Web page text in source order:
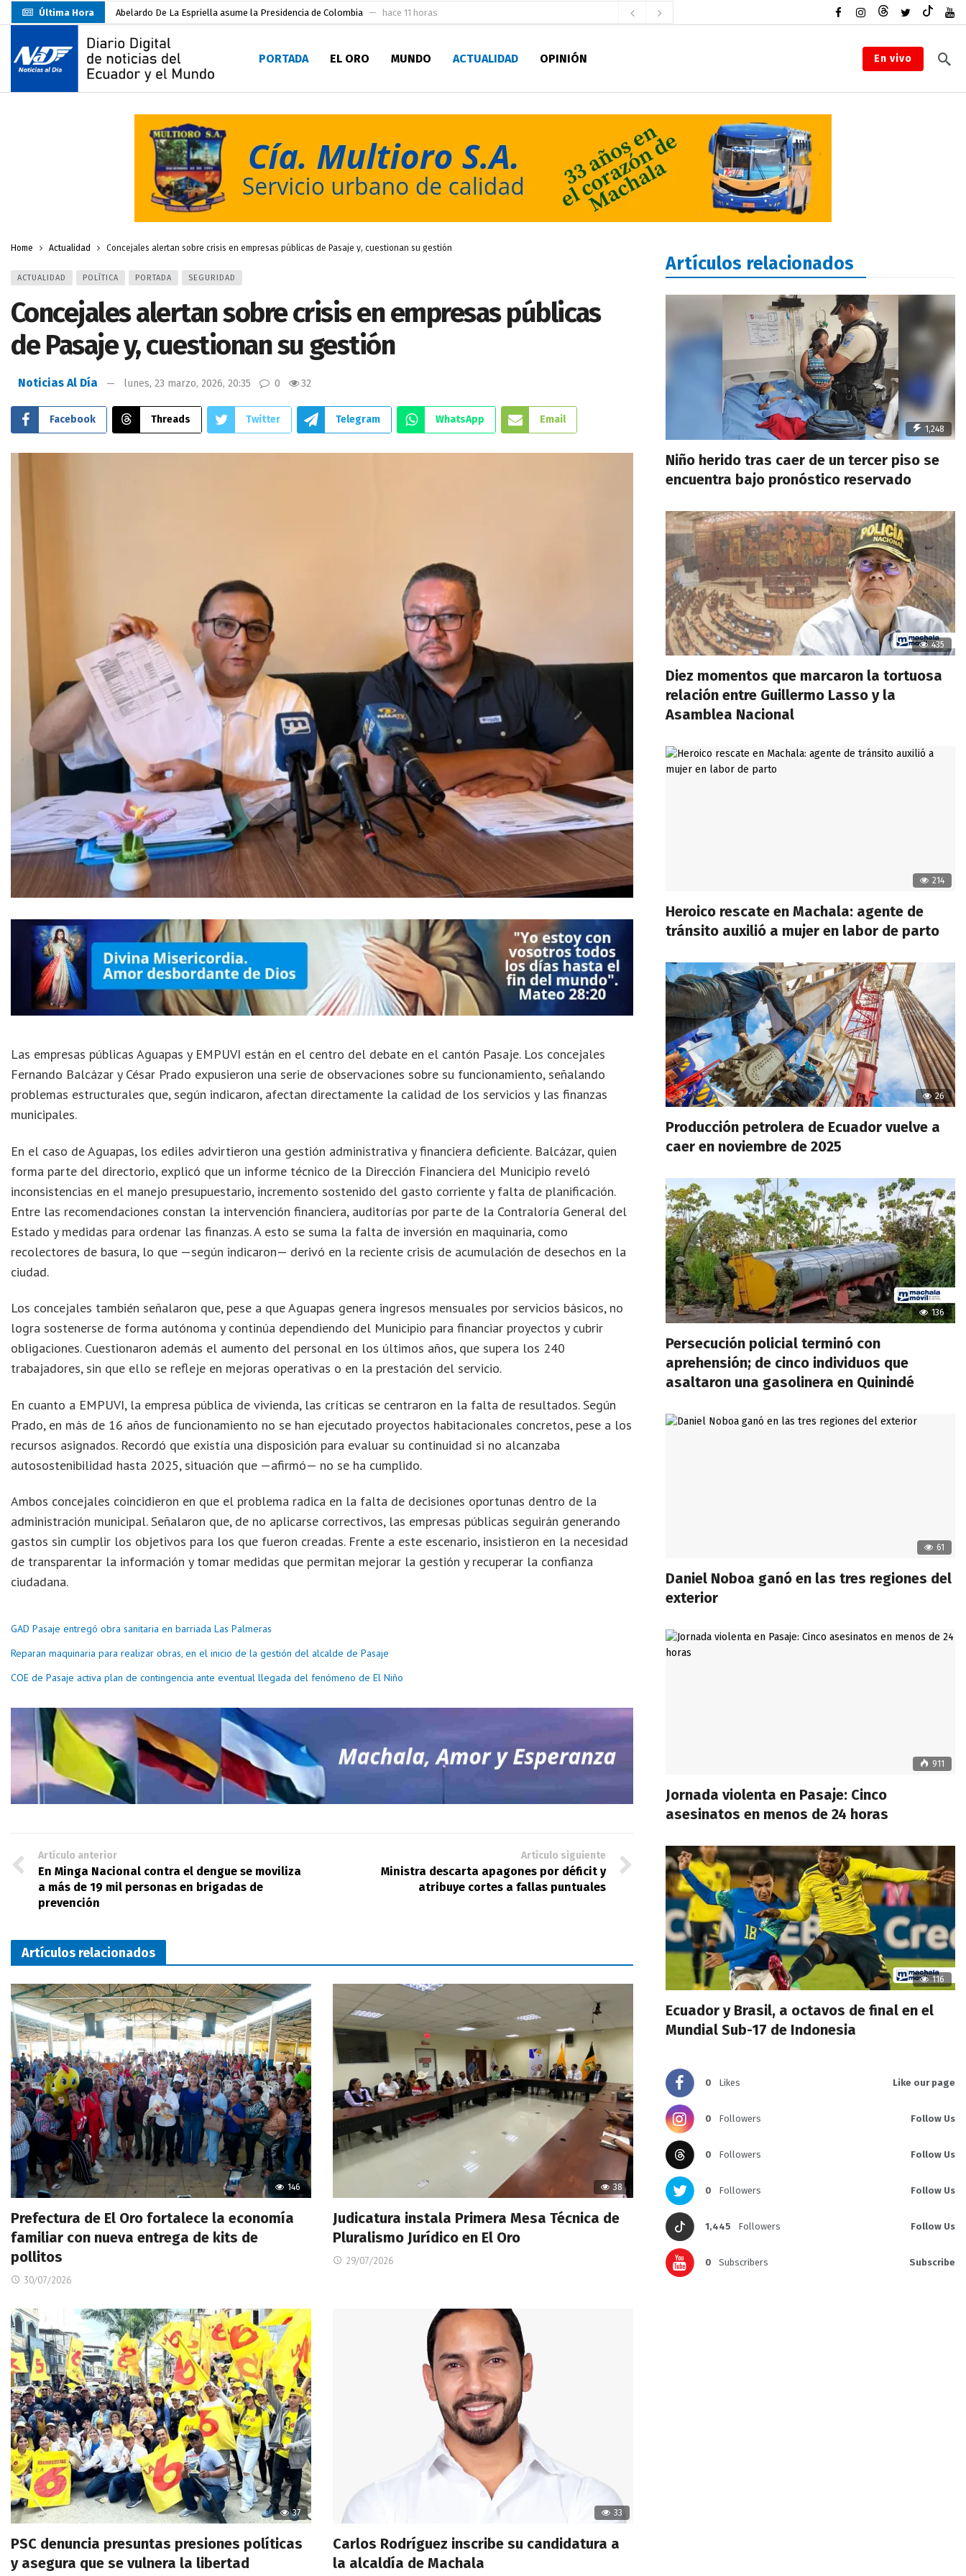
Última Hora Abelardo De La Espriella asume la Presidencia de Colombia hace 11 horas
Sin objeciones la candidatura de Carlos Rodríguez para la Alcaldía de Machala
Más de 3.800 escuelas estarían en riesgo por El Niño hace 21 horas
Nuevo Santa Rosa Sporting Club inicia su camino en la Serie A del Fútbol Femenino Nacional 2026
Unidad Popular confirma acuerdo político con RC, socialismo y Lista 70 en Pichincha y varias provincias
Delegación de El Oro fiscaliza propaganda electoral hace 2 días
Gobierno Estudiantil Ugartino 2026-2027, fue posesionado hace 2 días
Darwin Pereira oficializa su candidatura a la alcaldía de Machala hace 8 horas
PORTADA EL ORO MUNDO ACTUALIDAD OPINIÓN En vivo
Home Actualidad Concejales alertan sobre crisis en empresas públicas de Pasaje y, cuestionan su gestión
ACTUALIDAD POLÍTICA PORTADA SEGURIDAD
Concejales alertan sobre crisis en empresas públicas
de Pasaje y, cuestionan su gestión
Noticias Al Día lunes, 23 marzo, 2026, 20:35 0 32
Facebook Threads Twitter Telegram WhatsApp Email
Las empresas públicas Aguapas y EMPUVI están en el centro del debate en el cantón Pasaje. Los concejales
Fernando Balcázar y César Prado expusieron una serie de observaciones sobre su funcionamiento, señalando
problemas estructurales que, según indicaron, afectan directamente la calidad de los servicios y las finanzas
municipales.
En el caso de Aguapas, los ediles advirtieron una gestión administrativa y financiera deficiente. Balcázar, quien
forma parte del directorio, explicó que un informe técnico de la Dirección Financiera del Municipio reveló
inconsistencias en el manejo presupuestario, incremento sostenido del gasto corriente y falta de planificación.
Entre las recomendaciones constan la intervención financiera, auditorías por parte de la Contraloría General del
Estado y medidas para ordenar las finanzas. A esto se suma la falta de inversión en maquinaria, como
recolectores de basura, lo que —según indicaron— derivó en la reciente crisis de acumulación de desechos en la
ciudad.
Los concejales también señalaron que, pese a que Aguapas genera ingresos mensuales por servicios básicos, no
logra sostenerse de forma autónoma y continúa dependiendo del Municipio para financiar proyectos y cubrir
obligaciones. Cuestionaron además el aumento del personal en los últimos años, que supera los 240
trabajadores, sin que ello se refleje en mejoras operativas o en la prestación del servicio.
En cuanto a EMPUVI, la empresa pública de vivienda, las críticas se centraron en la falta de resultados. Según
Prado, en más de 16 años de funcionamiento no se han ejecutado proyectos habitacionales concretos, pese a los
recursos asignados. Recordó que existía una disposición para evaluar su continuidad si no alcanzaba
autosostenibilidad hasta 2025, situación que —afirmó— no se ha cumplido.
Ambos concejales coincidieron en que el problema radica en la falta de decisiones oportunas dentro de la
administración municipal. Señalaron que, de no aplicarse correctivos, las empresas públicas seguirán generando
gastos sin cumplir los objetivos para los que fueron creadas. Frente a este escenario, insistieron en la necesidad
de transparentar la información y tomar medidas que permitan mejorar la gestión y recuperar la confianza
ciudadana.
GAD Pasaje entregó obra sanitaria en barriada Las Palmeras
Reparan maquinaria para realizar obras, en el inicio de la gestión del alcalde de Pasaje
COE de Pasaje activa plan de contingencia ante eventual llegada del fenómeno de El Niño
Artículo anterior
En Minga Nacional contra el dengue se moviliza
a más de 19 mil personas en brigadas de
prevención
Artículo siguiente
Ministra descarta apagones por déficit y
atribuye cortes a fallas puntuales
Artículos relacionados
146
Prefectura de El Oro fortalece la economía
familiar con nueva entrega de kits de
pollitos
30/07/2026
38
Judicatura instala Primera Mesa Técnica de
Pluralismo Jurídico en El Oro
29/07/2026
37
PSC denuncia presuntas presiones políticas
y asegura que se vulnera la libertad
33
Carlos Rodríguez inscribe su candidatura a
la alcaldía de Machala
Artículos relacionados
1,248
Niño herido tras caer de un tercer piso se
encuentra bajo pronóstico reservado
435
Diez momentos que marcaron la tortuosa
relación entre Guillermo Lasso y la
Asamblea Nacional
214
Heroico rescate en Machala: agente de
tránsito auxilió a mujer en labor de parto
26
Producción petrolera de Ecuador vuelve a
caer en noviembre de 2025
136
Persecución policial terminó con
aprehensión; de cinco individuos que
asaltaron una gasolinera en Quinindé
61
Daniel Noboa ganó en las tres regiones del
exterior
911
Jornada violenta en Pasaje: Cinco
asesinatos en menos de 24 horas
116
Ecuador y Brasil, a octavos de final en el
Mundial Sub-17 de Indonesia
0 Likes Like our page
0 Followers Follow Us
0 Followers Follow Us
0 Followers Follow Us
1,445 Followers Follow Us
0 Subscribers Subscribe